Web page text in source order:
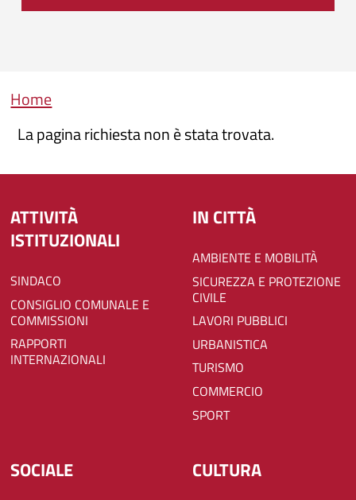
Briciole di pane
Home
La pagina richiesta non è stata trovata.
ATTIVITÀ
ISTITUZIONALI
SINDACO
CONSIGLIO COMUNALE E
COMMISSIONI
RAPPORTI
INTERNAZIONALI
IN CITTÀ
AMBIENTE E MOBILITÀ
SICUREZZA E PROTEZIONE
CIVILE
LAVORI PUBBLICI
URBANISTICA
TURISMO
COMMERCIO
SPORT
SOCIALE CULTURA